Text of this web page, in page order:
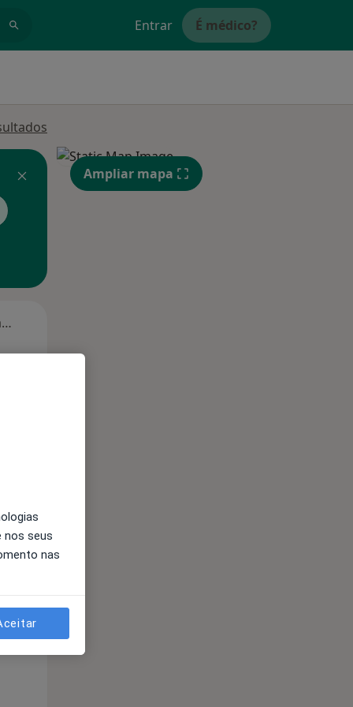
Entrar É médico?
Segunda-feira
Ampliar mapa
nos seus
nas